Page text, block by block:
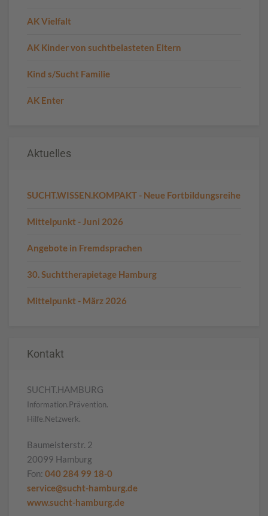
AK Vielfalt
AK Kinder von suchtbelasteten Eltern
Kind s/Sucht Familie
AK Enter
Aktuelles
SUCHT.WISSEN.KOMPAKT - Neue Fortbildungsreihe
Mittelpunkt - Juni 2026
Angebote in Fremdsprachen
30. Suchttherapietage Hamburg
Mittelpunkt - März 2026
Kontakt
SUCHT.HAMBURG
Information.Prävention.
Hilfe.Netzwerk.
Baumeisterstr. 2
20099 Hamburg
Fon: 040 284 99 18-0
service@sucht-hamburg.de
www.sucht-hamburg.de